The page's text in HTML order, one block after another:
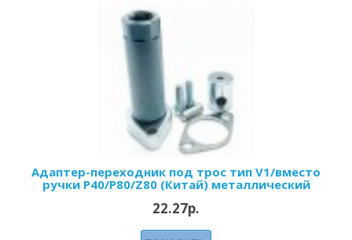
Адаптер-переходник под трос тип V1/вместо
ручки P40/Р80/Z80 (Китай) металлический
22.27р.